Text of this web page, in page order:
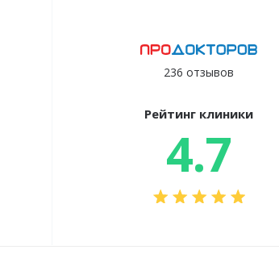
236 отзывов
Рейтинг клиники
4.7